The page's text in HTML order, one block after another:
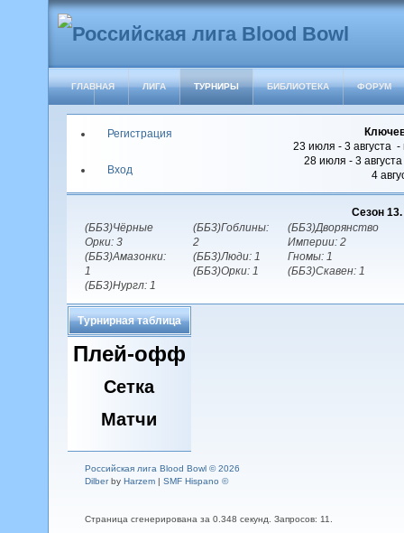
ГЛАВНАЯ ЛИГА ТУРНИРЫ БИБЛИОТЕКА ФОРУМ
Регистрация
Вход
23 июля - 3 августа -
28 июля - 3
4
Сезон 13.
(ББ3)Чёрные
Орки: 3
(ББ3)Амазонки:
1
(ББ3)Нургл: 1
(ББ3)Гоблины:
2
(ББ3)Люди: 1
(ББ3)Орки: 1
(ББ3)Дворянство
Империи: 2
Гномы: 1
(ББ3)Скавен: 1
Турнирная таблица
Плей-офф
Сетка
Матчи
Российская лига Blood Bowl © 2026
Dilberby Harzem| SMF Hispano ©
Страница сгенерирована за 0.348 секунд. Запросов: 11.